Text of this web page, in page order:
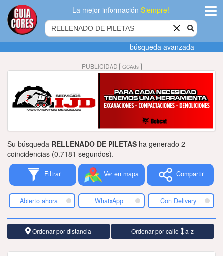
La mejor informaciónSiempre!
Agregar
empresa
Actualizar
datos
Publicidad
Tiendacores
Contactenos
búsqueda avanzada
PUBLICIDAD GCAds
Su búsqueda RELLENADO DE PILETAS ha generado 2
coincidencias (0.7181 segundos).
Filtrar Ver en mapa Compartir
Abierto ahora WhatsApp Con Delivery
Ordenar por distancia Ordenar por calle a-z